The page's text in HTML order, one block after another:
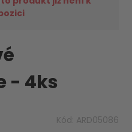
- 4ks
Kód: ARD05086